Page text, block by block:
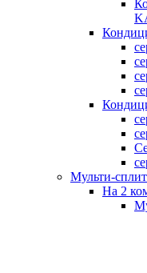
Мульти-
На 2